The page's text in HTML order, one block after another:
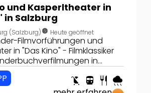
und Kasperltheater in
in Salzburg
(Salzburg)nest_clock_farsight_analog Heute geöffnet
Filmvorführungen und
in "Das Kino" - Filmklassiker
in
child_friendly directions_transit restaurant rainy